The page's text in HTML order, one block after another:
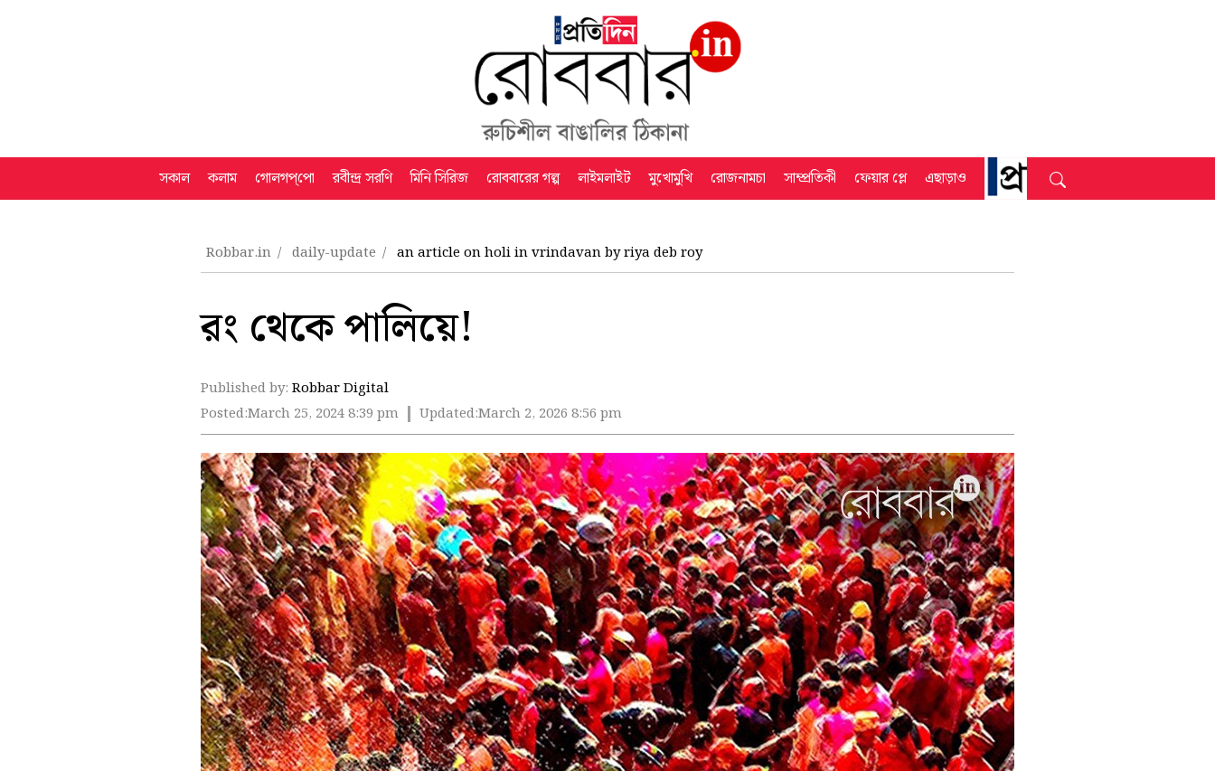
সকাল কলাম গোলগপ্‌পো রবীন্দ্র সরণি মিনি সিরিজ রোববারের গল্প লাইমলাইট মুখোমুখি রোজনামচা সাম্প্রতিকী ফেয়ার প্লে এছাড়াও
Robbar.in daily-update an article on holi in vrindavan by riya deb roy
রং থেকে পালিয়ে!
Published by: Robbar Digital
Posted:March 25, 2024 8:39 pm Updated:March 2, 2026 8:56 pm